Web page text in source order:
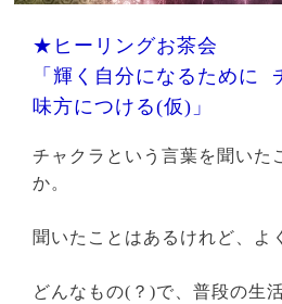
★ヒーリングお茶会
「輝く自分になるために
味方につける(仮)」
チャクラという言葉を聞いた
か。
聞いたことはあるけれど、よ
どんなもの(？)で、普段の生